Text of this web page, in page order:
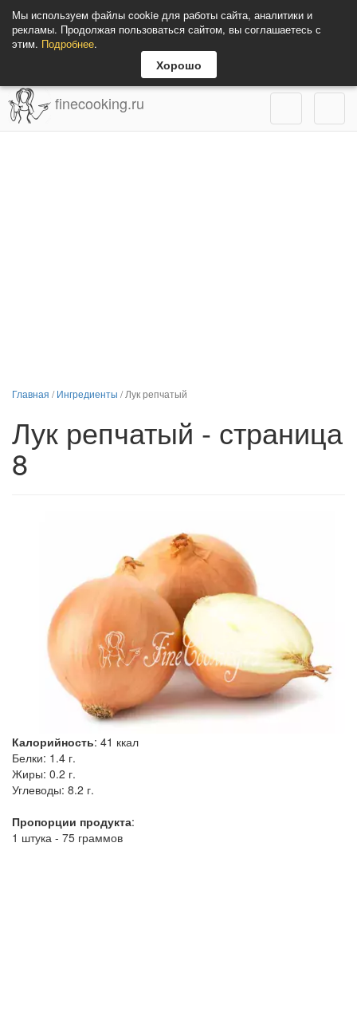
Мы используем файлы cookie для работы сайта, аналитики и
рекламы. Продолжая пользоваться сайтом, вы соглашаетесь с
этим. Подробнее.
Хорошо
finecooking.ru
Главная /Ингредиенты /Лук репчатый
Лук репчатый - страница
8
Калорийность: 41 ккал
Белки: 1.4 г.
Жиры: 0.2 г.
Углеводы: 8.2 г.
Пропорции продукта:
1 штука - 75 граммов